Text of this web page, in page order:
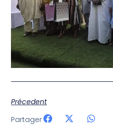
Précedent
Partager